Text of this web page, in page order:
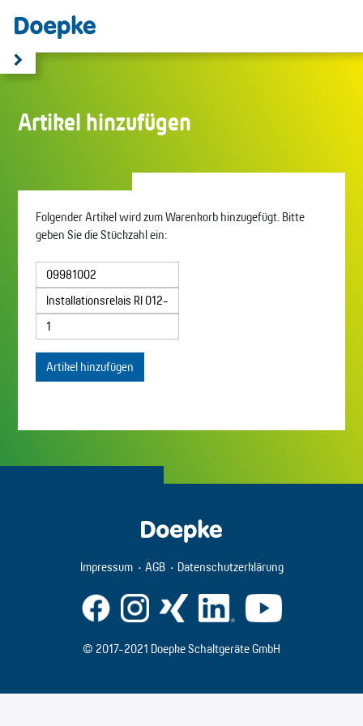
Artikel hinzufügen
Folgender Artikel wird zum Warenkorb hinzugefügt. Bitte
geben Sie die Stückzahl ein:
Artikel hinzufügen
Impressum AGB Datenschutzerklärung
© 2017-2021 Doepke Schaltgeräte GmbH